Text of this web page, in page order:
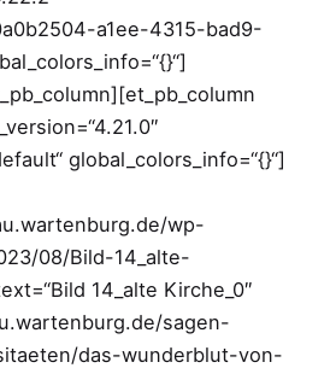
a1ee-4315-bad9-
global_colors_info=“{}“]
wp-
08/Bild-14_alte-
14_alte Kirche_0″
sagen-
das-wunderblut-von-